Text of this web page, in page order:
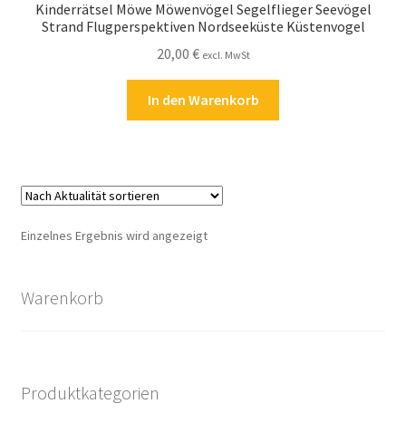
Impressum
Mein Konto
Über Rätselkind
Warenkorb
Kinderrätsel Möwe Möwenvögel Segelflieger Seevögel
Strand Flugperspektiven Nordseeküste Küstenvogel
20,00 € excl. MwSt
In den Warenkorb
Einzelnes Ergebnis wird angezeigt
Warenkorb
Produktkategorien